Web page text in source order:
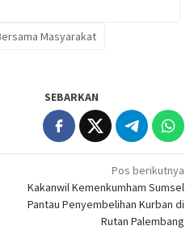
Masyarakat
SEBARKAN
Pos berikutnya
Kakanwil Kemenkumham Sumsel
Pantau Penyembelihan Kurban di
Rutan Palembang